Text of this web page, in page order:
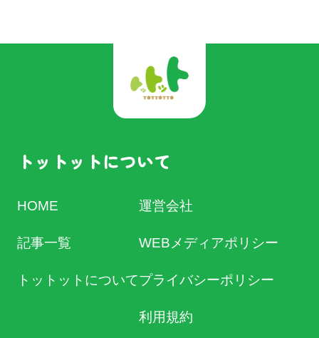
トットットについて
HOME
記事一覧
トットットについて
運営会社
WEBメディアポリシー
プライバシーポリシー
利用規約